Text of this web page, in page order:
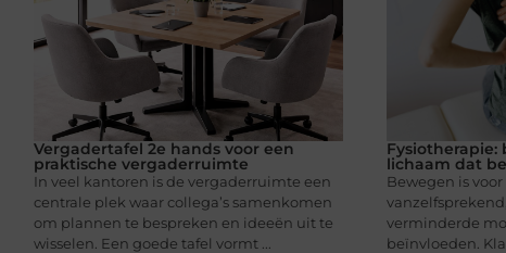
Vergadertafel 2e hands voor een
praktische vergaderruimte
In veel kantoren is de vergaderruimte een
centrale plek waar collega’s samenkomen
om plannen te bespreken en ideeën uit te
wisselen. Een goede tafel vormt ...
Fysiotherapie:
lichaam dat
Bewegen is
verminderde
beïnvloeden.